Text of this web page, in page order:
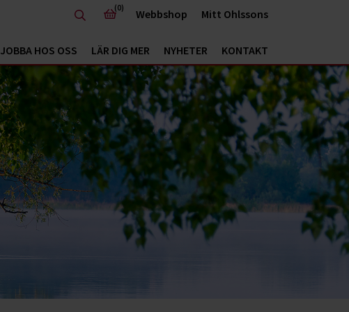
JOBBA HOS OSS LÄR DIG MER NYHETER KONTAKT
(0) Webbshop Mitt Ohlssons